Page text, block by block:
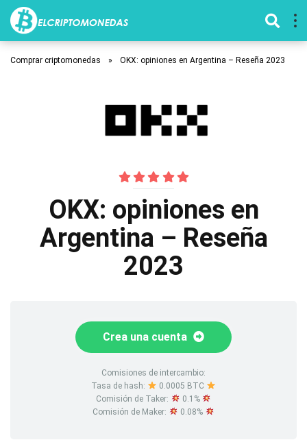
Comprar criptomonedas » OKX: opiniones en Argentina – Reseña 2023
OKX: opiniones en
Argentina – Reseña
2023
Crea una cuenta
Comisiones de intercambio:
Tasa de hash:
0.0005 BTC
Comisión de Taker:
0.1%
Comisión de Maker:
0.08%